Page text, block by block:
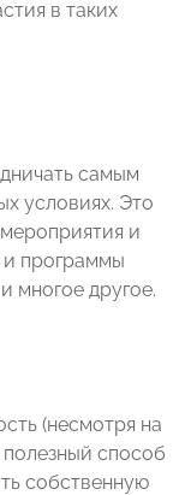
в таких
самым
условиях. Это
и
и программы
многое другое.
(несмотря на
способ
собственную